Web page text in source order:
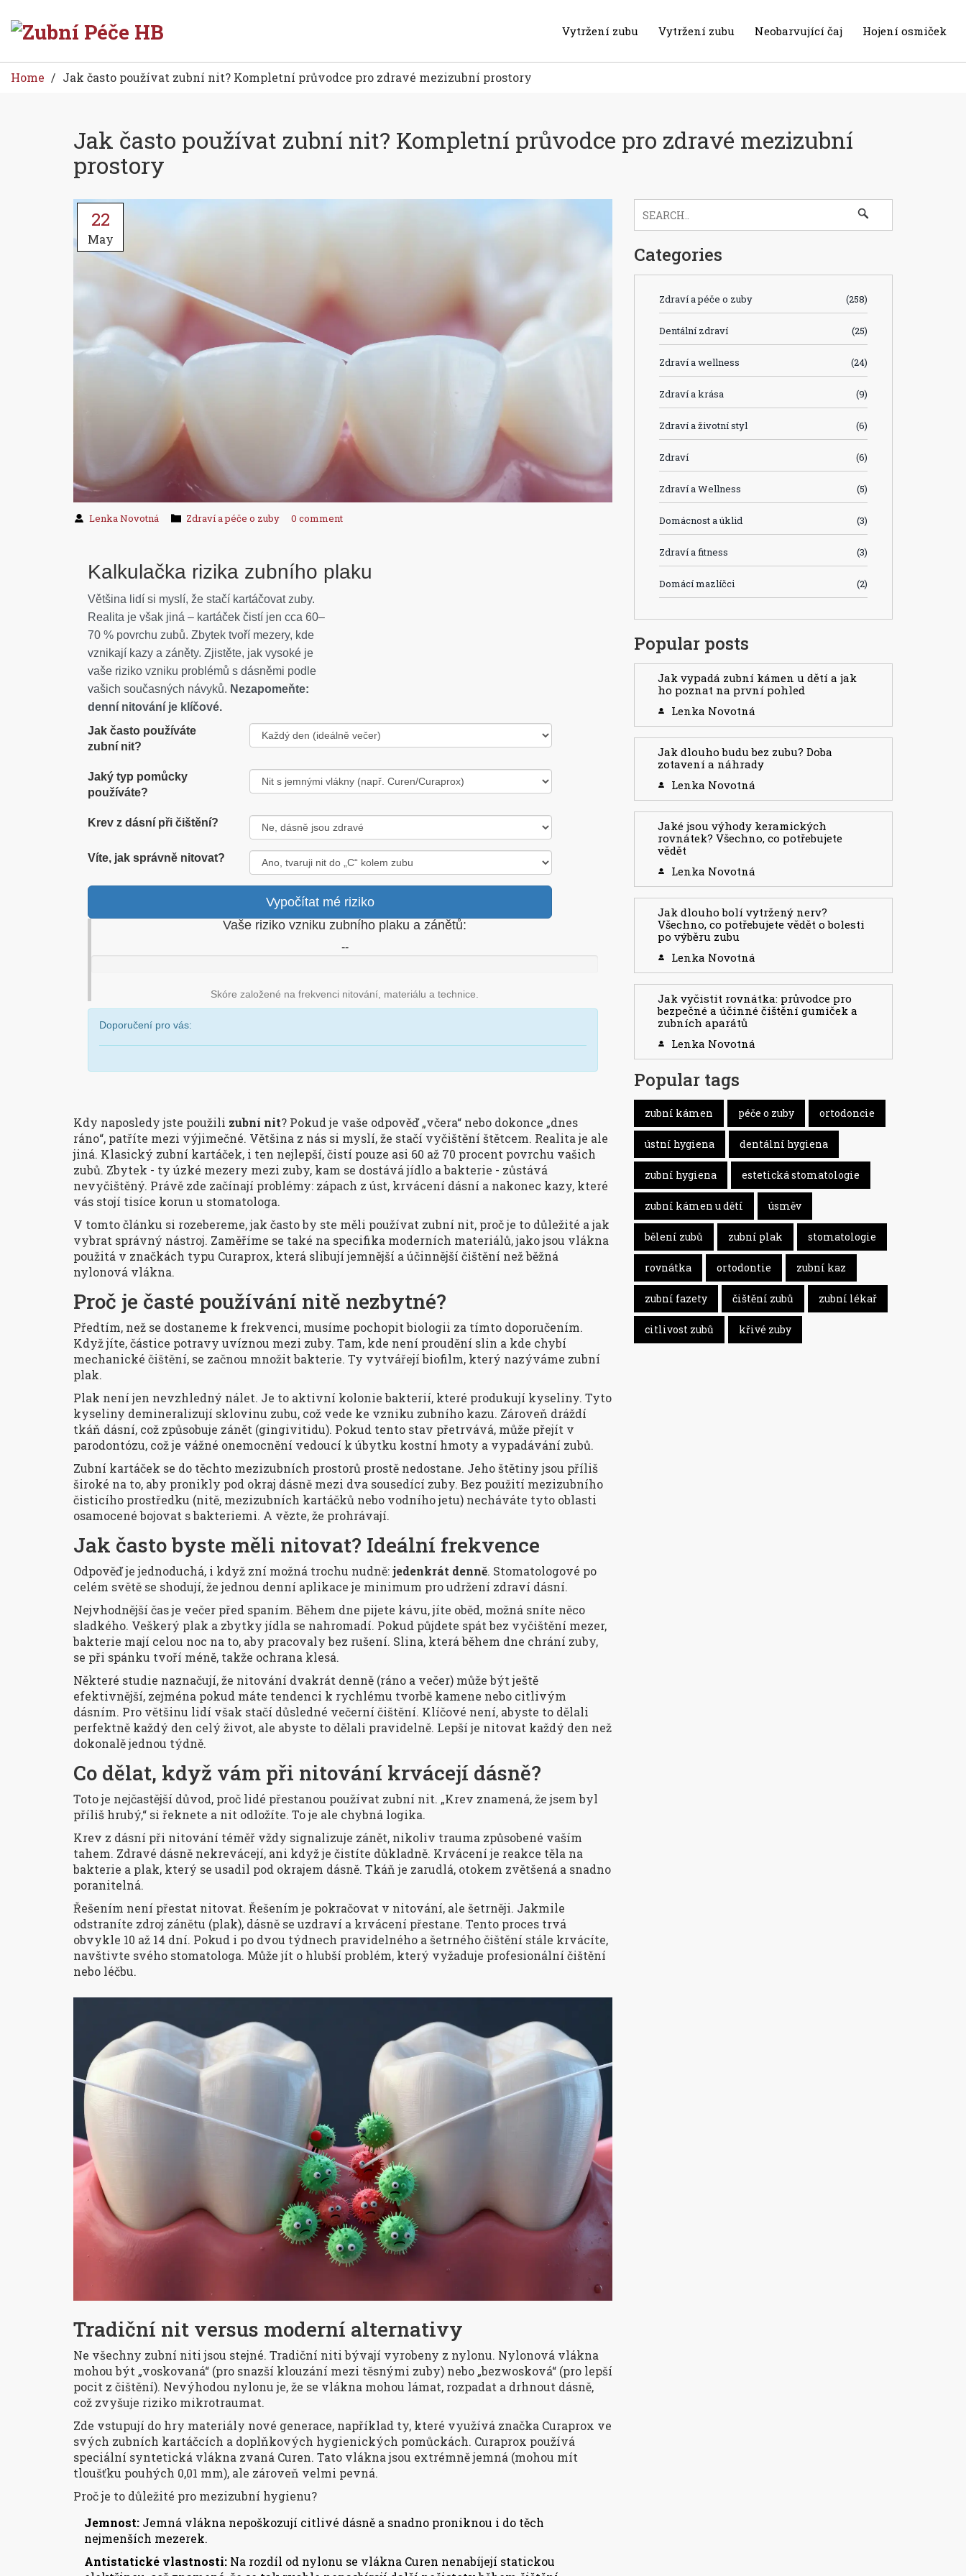
Vytržení zubu Vytržení zubu Neobarvující čaj Hojení osmiček
Home Jak často používat zubní nit? Kompletní průvodce pro zdravé mezizubní prostory
Jak často používat zubní nit? Kompletní průvodce pro zdravé mezizubní
prostory
22
May
Lenka Novotná Zdraví a péče o zuby 0 comment
Kalkulačka rizika zubního plaku
Většina lidí si myslí, že stačí kartáčovat zuby.
Realita je však jiná – kartáček čistí jen cca 60–
70 % povrchu zubů. Zbytek tvoří mezery, kde
vznikají kazy a záněty. Zjistěte, jak vysoké je
vaše riziko vzniku problémů s dásněmi podle
vašich současných návyků. Nezapomeňte:
denní nitování je klíčové.
Jak často používáte
zubní nit?
Jaký typ pomůcky
používáte?
Krev z dásní při čištění?
Víte, jak správně nitovat?
Vypočítat mé riziko
Vaše riziko vzniku zubního plaku a zánětů:
--
Skóre založené na frekvenci nitování, materiálu a technice.
Doporučení pro vás:
Kdy naposledy jste použili zubní nit? Pokud je vaše odpověď „včera“ nebo dokonce „dnes
ráno“, patříte mezi výjimečné. Většina z nás si myslí, že stačí vyčištění štětcem. Realita je ale
jiná. Klasický zubní kartáček, i ten nejlepší, čistí pouze asi 60 až 70 procent povrchu vašich
zubů. Zbytek - ty úzké mezery mezi zuby, kam se dostává jídlo a bakterie - zůstává
nevyčištěný. Právě zde začínají problémy: zápach z úst, krvácení dásní a nakonec kazy, které
vás stojí tisíce korun u stomatologa.
V tomto článku si rozebereme, jak často by ste měli používat zubní nit, proč je to důležité a jak
vybrat správný nástroj. Zaměříme se také na specifika moderních materiálů, jako jsou vlákna
použitá v značkách typu Curaprox, která slibují jemnější a účinnější čištění než běžná
nylonová vlákna.
Proč je časté používání nitě nezbytné?
Předtím, než se dostaneme k frekvenci, musíme pochopit biologii za tímto doporučením.
Když jíte, částice potravy uvíznou mezi zuby. Tam, kde není proudění slin a kde chybí
mechanické čištění, se začnou množit bakterie. Ty vytvářejí biofilm, který nazýváme zubní
plak.
Plak není jen nevzhledný nálet. Je to aktivní kolonie bakterií, které produkují kyseliny. Tyto
kyseliny demineralizují sklovinu zubu, což vede ke vzniku zubního kazu. Zároveň dráždí
tkáň dásní, což způsobuje zánět (gingivitidu). Pokud tento stav přetrvává, může přejít v
parodontózu, což je vážné onemocnění vedoucí k úbytku kostní hmoty a vypadávání zubů.
Zubní kartáček se do těchto mezizubních prostorů prostě nedostane. Jeho štětiny jsou příliš
široké na to, aby pronikly pod okraj dásně mezi dva sousedící zuby. Bez použití mezizubního
čisticího prostředku (nitě, mezizubních kartáčků nebo vodního jetu) necháváte tyto oblasti
osamocené bojovat s bakteriemi. A vězte, že prohrávají.
Jak často byste měli nitovat? Ideální frekvence
Odpověď je jednoduchá, i když zní možná trochu nudně:jedenkrát denně. Stomatologové po
celém světě se shodují, že jednou denní aplikace je minimum pro udržení zdraví dásní.
Nejvhodnější čas je večer před spaním. Během dne pijete kávu, jíte oběd, možná sníte něco
sladkého. Veškerý plak a zbytky jídla se nahromadí. Pokud půjdete spát bez vyčištění mezer,
bakterie mají celou noc na to, aby pracovaly bez rušení. Slina, která během dne chrání zuby,
se při spánku tvoří méně, takže ochrana klesá.
Některé studie naznačují, že nitování dvakrát denně (ráno a večer) může být ještě
efektivnější, zejména pokud máte tendenci k rychlému tvorbě kamene nebo citlivým
dásním. Pro většinu lidí však stačí důsledné večerní čištění. Klíčové není, abyste to dělali
perfektně každý den celý život, ale abyste to dělali pravidelně. Lepší je nitovat každý den než
dokonalě jednou týdně.
Co dělat, když vám při nitování krvácejí dásně?
Toto je nejčastější důvod, proč lidé přestanou používat zubní nit. „Krev znamená, že jsem byl
příliš hrubý,“ si řeknete a nit odložíte. To je ale chybná logika.
Krev z dásní při nitování téměř vždy signalizuje zánět, nikoliv trauma způsobené vaším
tahem. Zdravé dásně nekrevácejí, ani když je čistíte důkladně. Krvácení je reakce těla na
bakterie a plak, který se usadil pod okrajem dásně. Tkáň je zarudlá, otokem zvětšená a snadno
poranitelná.
Řešením není přestat nitovat. Řešením je pokračovat v nitování, ale šetrněji. Jakmile
odstraníte zdroj zánětu (plak), dásně se uzdraví a krvácení přestane. Tento proces trvá
obvykle 10 až 14 dní. Pokud i po dvou týdnech pravidelného a šetrného čištění stále krvácíte,
navštivte svého stomatologa. Může jít o hlubší problém, který vyžaduje profesionální čištění
nebo léčbu.
Tradiční nit versus moderní alternativy
Ne všechny zubní niti jsou stejné. Tradiční niti bývají vyrobeny z nylonu. Nylonová vlákna
mohou být „voskovaná“ (pro snazší klouzání mezi těsnými zuby) nebo „bezwosková“ (pro lepší
pocit z čištění). Nevýhodou nylonu je, že se vlákna mohou lámat, rozpadat a drhnout dásně,
což zvyšuje riziko mikrotraumat.
Zde vstupují do hry materiály nové generace, například ty, které využívá značka Curaprox ve
svých zubních kartáčcích a doplňkových hygienických pomůckách. Curaprox používá
speciální syntetická vlákna zvaná Curen. Tato vlákna jsou extrémně jemná (mohou mít
tloušťku pouhých 0,01 mm), ale zároveň velmi pevná.
Proč je to důležité pro mezizubní hygienu?
Jemnost: Jemná vlákna nepoškozují citlivé dásně a snadno proniknou i do těch
nejmenších mezerek.
Antistatické vlastnosti: Na rozdíl od nylonu se vlákna Curen nenabíjejí statickou
Categories
Zdraví a péče o zuby (258)
Dentální zdraví (25)
Zdraví a wellness (24)
Zdraví a krása (9)
Zdraví a životní styl (6)
Zdraví (6)
Zdraví a Wellness (5)
Domácnost a úklid (3)
Zdraví a fitness (3)
Domácí mazlíčci (2)
Popular posts
Jak vypadá zubní kámen u dětí a jak
ho poznat na první pohled
Lenka Novotná
Jak dlouho budu bez zubu? Doba
zotavení a náhrady
Lenka Novotná
Jaké jsou výhody keramických
rovnátek? Všechno, co potřebujete
vědět
Lenka Novotná
Jak dlouho bolí vytržený nerv?
Všechno, co potřebujete vědět o bolesti
po výběru zubu
Lenka Novotná
Jak vyčistit rovnátka: průvodce pro
bezpečné a účinné čištění gumiček a
zubních aparátů
Lenka Novotná
Popular tags
zubní kámen péče o zuby ortodoncie
ústní hygiena dentální hygiena
zubní hygiena estetická stomatologie
zubní kámen u dětí úsměv
bělení zubů zubní plak stomatologie
rovnátka ortodontie zubní kaz
zubní fazety čištění zubů zubní lékař
citlivost zubů křivé zuby